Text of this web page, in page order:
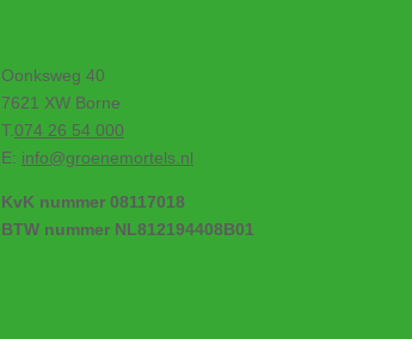
Oonksweg 40
7621 XW Borne
T.074 26 54 000
E: info@groenemortels.nl
KvK nummer 08117018
BTW nummer NL812194408B01